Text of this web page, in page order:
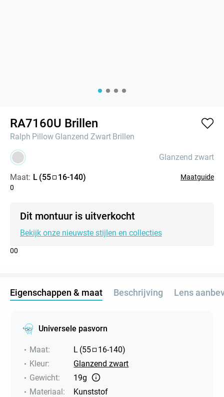
RA7160U Brillen
Ralph Pillow Glanzend Zwart Brillen
Glanzend zwart
Maat: L (55 16-140)
Maatguide
0
Dit montuur is uitverkocht
Bekijk onze nieuwste stijlen en collecties
00
Eigenschappen & maat Beschrijving Lens
Universele pasvorn
Maat: L (55 16-140)
Kleur:
Glanzend zwart
Gewicht:
19g
Materiaal:
Kunststof